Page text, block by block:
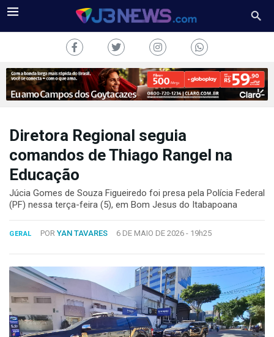
COLUNAS
FALE
CONOSCO
Copyright
2024
Desenvolvido
por
Hesea
Tecnologia
Diretora Regional seguia
comandos de Thiago Rangel na
Educação
Júcia Gomes de Souza Figueiredo foi presa pela Polícia Federal
(PF) nessa terça-feira (5), em Bom Jesus do Itabapoana
GERAL POR YAN TAVARES 6 DE MAIO DE 2026 - 19h25